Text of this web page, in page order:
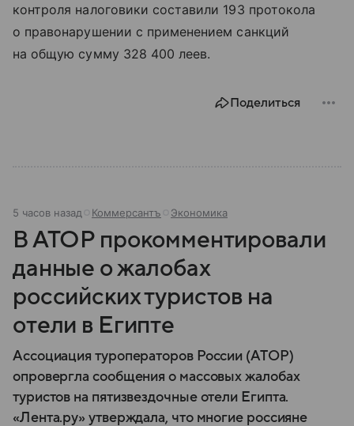
контроля налоговики составили 193 протокола
о правонарушении с применением санкций
на общую сумму 328 400 леев.
Поделиться
5 часов назад Коммерсантъ Экономика
В АТОР прокомментировали
данные о жалобах
российских туристов на
отели в Египте
Ассоциация туроператоров России (АТОР)
опровергла сообщения о массовых жалобах
туристов на пятизвездочные отели Египта.
«Лента.ру» утверждала, что многие россияне